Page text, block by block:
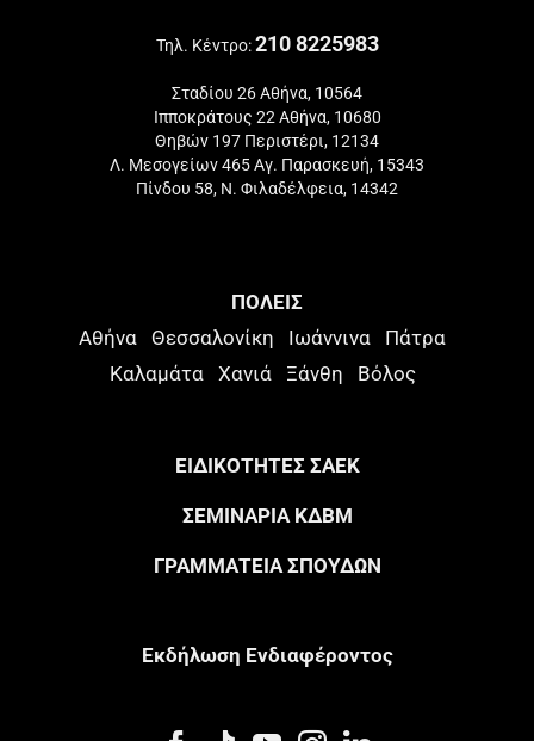
Τηλ. Κέντρο:210 8225983
Σταδίου 26 Αθήνα, 10564
Ιπποκράτους 22 Αθήνα, 10680
Θηβών 197 Περιστέρι, 12134
Λ. Μεσογείων 465 Αγ. Παρασκευή, 15343
Πίνδου 58, Ν. Φιλαδέλφεια, 14342
ΠΟΛΕΙΣ
Αθήνα Θεσσαλονίκη Ιωάννινα
Πάτρα
Καλαμάτα
Χανιά Ξάνθη Βόλος
ΕΙΔΙΚΟΤΗΤΕΣ ΣΑΕΚ
ΣΕΜΙΝΑΡΙΑ ΚΔΒΜ
ΓΡΑΜΜΑΤΕΙΑ ΣΠΟΥΔΩΝ
Eκδήλωση Eνδιαφέροντος